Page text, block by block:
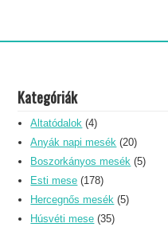
Kategóriák
Altatódalok (4)
Anyák napi mesék (20)
Boszorkányos mesék (5)
Esti mese (178)
Hercegnős mesék (5)
Húsvéti mese (35)